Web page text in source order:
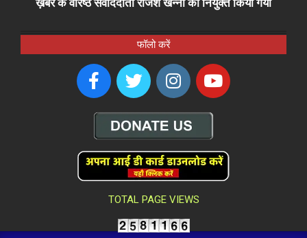
ख़बरें के वरिष्ठ संवाददाता राजेश खन्ना को नियुक्त किया गया
फॉलो करें
TOTAL PAGE VIEWS